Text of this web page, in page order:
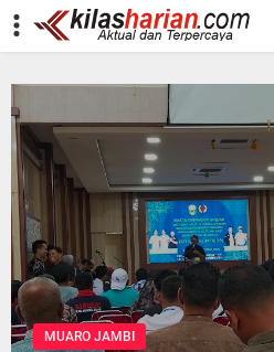
-->
MUARO JAMBI